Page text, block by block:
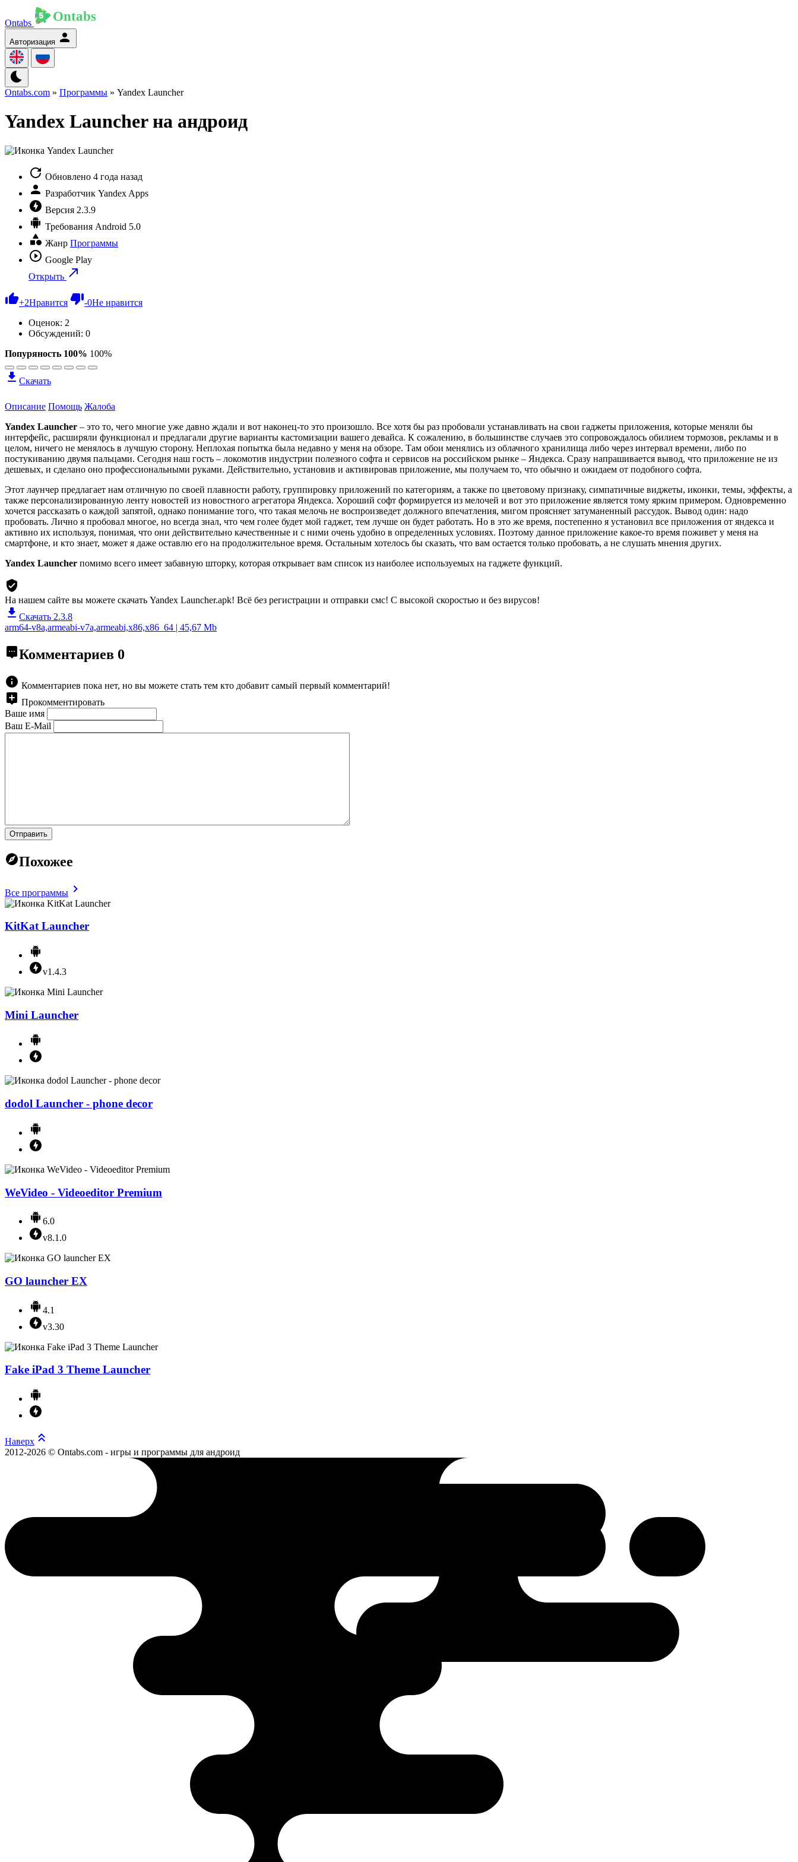
Ontabs
Авторизация
Ontabs.com » Программы » Yandex Launcher
Yandex Launcher на андроид
Обновлено 4 года назад
Разработчик Yandex Apps
Версия 2.3.9
Требования Android 5.0
Жанр Программы
Google Play
Открыть
+2Нравится -0Не нравится
Оценок: 2
Обсуждений: 0
Попуряность 100% 100%
Скачать
Описание Помощь Жалоба
Yandex Launcher – это то, чего многие уже давно ждали и вот наконец-то это произошло. Все хотя бы раз пробовали устанавливать на свои гаджеты приложения, которые меняли бы
интерфейс, расширяли функционал и предлагали другие варианты кастомизации вашего девайса. К сожалению, в большинстве случаев это сопровождалось обилием тормозов, рекламы и в
целом, ничего не менялось в лучшую сторону. Неплохая попытка была недавно у меня на обзоре. Там обои менялись из облачного хранилища либо через интервал времени, либо по
постукиванию двумя пальцами. Сегодня наш гость – локомотив индустрии полезного софта и сервисов на российском рынке – Яндекса. Сразу напрашивается вывод, что приложение не из
дешевых, и сделано оно профессиональными руками. Действительно, установив и активировав приложение, мы получаем то, что обычно и ожидаем от подобного софта.
Этот лаунчер предлагает нам отличную по своей плавности работу, группировку приложений по категориям, а также по цветовому признаку, симпатичные виджеты, иконки, темы, эффекты, а
также персонализированную ленту новостей из новостного агрегатора Яндекса. Хороший софт формируется из мелочей и вот это приложение является тому ярким примером. Одновременно
хочется рассказать о каждой запятой, однако понимание того, что такая мелочь не воспроизведет должного впечатления, мигом проясняет затуманенный рассудок. Вывод один: надо
пробовать. Лично я пробовал многое, но всегда знал, что чем голее будет мой гаджет, тем лучше он будет работать. Но в это же время, постепенно я установил все приложения от яндекса и
активно их используя, понимая, что они действительно качественные и с ними очень удобно в определенных условиях. Поэтому данное приложение какое-то время поживет у меня на
смартфоне, и кто знает, может я даже оставлю его на продолжительное время. Остальным хотелось бы сказать, что вам остается только пробовать, а не слушать мнения других.
Yandex Launcher помимо всего имеет забавную шторку, которая открывает вам список из наиболее используемых на гаджете функций.
На нашем сайте вы можете скачать Yandex Launcher.apk! Всё без регистрации и отправки смс! С высокой скоростью и без вирусов!
Скачать 2.3.8
arm64-v8a,armeabi-v7a,armeabi,x86,x86_64 | 45,67 Mb
Комментариев 0
Комментариев пока нет, но вы можете стать тем кто добавит самый первый комментарий!
Прокомментировать
Ваше имя
Ваш E-Mail
Отправить
Похожее
Все программы
KitKat Launcher
v1.4.3
Mini Launcher
dodol Launcher - phone decor
WeVideo - Videoeditor Premium
6.0
v8.1.0
GO launcher EX
4.1
v3.30
Fake iPad 3 Theme Launcher
Наверх
2012-2026 © Ontabs.com - игры и программы для андроид